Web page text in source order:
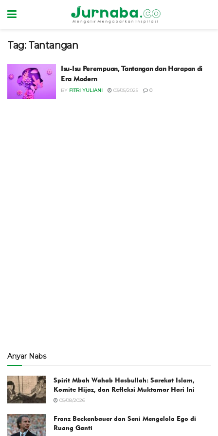
Tag: Tantangan
Isu-Isu Perempuan, Tantangan dan Harapan di
Era Modern
BY FITRI YULIANI 03/05/2025 0
Anyar Nabs
Spirit Mbah Wahab Hasbullah: Sarekat Islam,
Komite Hijaz, dan Refleksi Muktamar Hari Ini
05/08/2026
Franz Beckenbauer dan Seni Mengelola Ego di
Ruang Ganti